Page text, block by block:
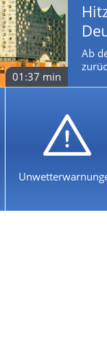
01:37 min
Ab